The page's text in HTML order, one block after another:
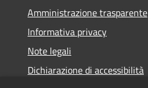
Amministrazione trasparente
Informativa privacy
Note legali
Dichiarazione di accessibilità